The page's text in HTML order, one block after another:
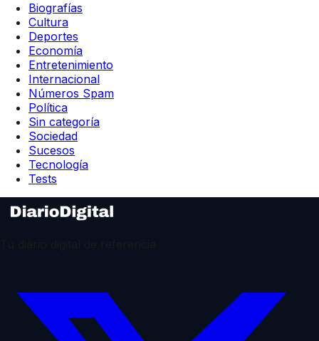
Biografías
Cultura
Deportes
Economía
Entretenimiento
Internacional
Números Spam
Política
Sin categoría
Sociedad
Sucesos
Tecnología
Tests